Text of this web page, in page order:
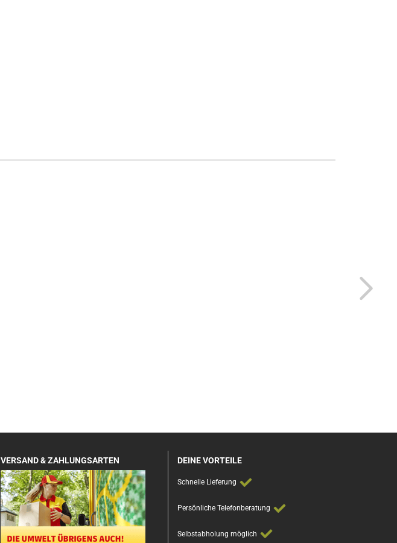
VERSAND & ZAHLUNGSARTEN DEINE VORTEILE
Schnelle Lieferung
Persönliche Telefonberatung
Selbstabholung möglich